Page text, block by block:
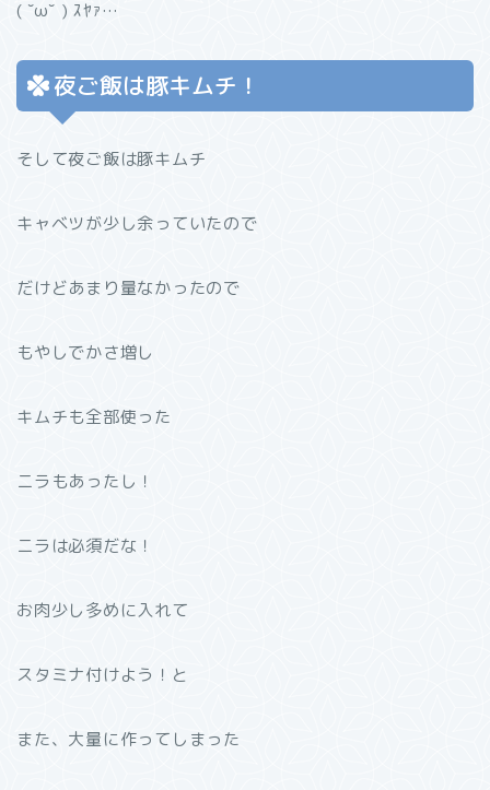
( ˘ω˘ ) ｽﾔｧ…
夜ご飯は豚キムチ！
そして夜ご飯は豚キムチ
キャベツが少し余っていたので
だけどあまり量なかったので
もやしでかさ増し
キムチも全部使った
ニラもあったし！
ニラは必須だな！
お肉少し多めに入れて
スタミナ付けよう！と
また、大量に作ってしまった